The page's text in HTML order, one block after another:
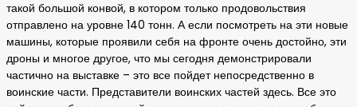
такой большой конвой, в котором только продовольствия
отправлено на уровне 140 тонн. А если посмотреть на эти новые
машины, которые проявили себя на фронте очень достойно, эти
дроны и многое другое, что мы сегодня демонстрировали
частично на выставке – это все пойдет непосредственно в
воинские части. Представители воинских частей здесь. Все это